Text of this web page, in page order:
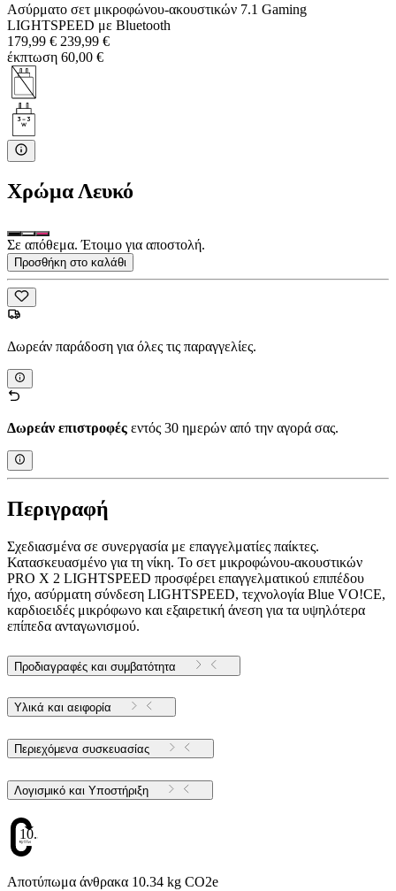
Ασύρματο σετ μικροφώνου-ακουστικών 7.1 Gaming
LIGHTSPEED με Bluetooth
179,99 € 239,99 €
έκπτωση 60,00 €
Χρώμα Λευκό
Σε απόθεμα. Έτοιμο για αποστολή.
Προσθήκη στο καλάθι
Δωρεάν παράδοση για όλες τις παραγγελίες.
Δωρεάν επιστροφές εντός 30 ημερών από την αγορά σας.
Περιγραφή
Σχεδιασμένα σε συνεργασία με επαγγελματίες παίκτες.
Κατασκευασμένο για τη νίκη. Το σετ μικροφώνου-ακουστικών
PRO X 2 LIGHTSPEED προσφέρει επαγγελματικού επιπέδου
ήχο, ασύρματη σύνδεση LIGHTSPEED, τεχνολογία Blue VO!CE,
καρδιοειδές μικρόφωνο και εξαιρετική άνεση για τα υψηλότερα
επίπεδα ανταγωνισμού.
Προδιαγραφές και συμβατότητα
Υλικά και αειφορία
Περιεχόμενα συσκευασίας
Λογισμικό και Υποστήριξη
10.34
Αποτύπωμα άνθρακα 10.34 kg CO2e